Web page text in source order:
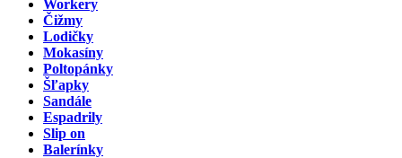
Workery
Čižmy
Lodičky
Mokasíny
Poltopánky
Šľapky
Sandále
Espadrily
Slip on
Balerínky